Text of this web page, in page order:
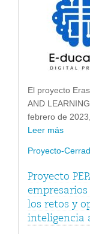
El proyecto
AND
febrero de
Leer más
Proyecto-
Proyecto
los retos y
inteligencia